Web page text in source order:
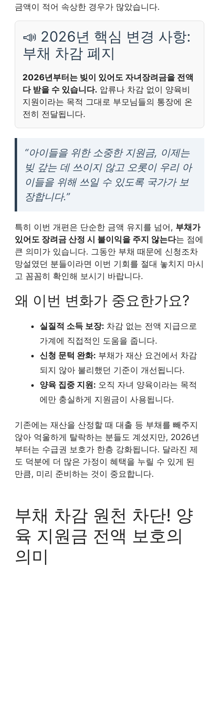
금액이 적어 속상한 경우가 많았습니다.
📣 2026년 핵심 변경 사항:
부채 차감 폐지
2026년부터는 빚이 있어도 자녀장려금을 전액
다 받을 수 있습니다. 압류나 차감 없이 양육비
지원이라는 목적 그대로 부모님들의 통장에 온
전히 전달됩니다.
“아이들을 위한 소중한 지원금, 이제는
빚 갚는 데 쓰이지 않고 오롯이 우리 아
이들을 위해 쓰일 수 있도록 국가가 보
장합니다.”
특히 이번 개편은 단순한 금액 유지를 넘어, 부채가
있어도 장려금 산정 시 불이익을 주지 않는다는 점에
큰 의미가 있습니다. 그동안 부채 때문에 신청조차
망설였던 분들이라면 이번 기회를 절대 놓치지 마시
고 꼼꼼히 확인해 보시기 바랍니다.
왜 이번 변화가 중요한가요?
실질적 소득 보장: 차감 없는 전액 지급으로
가계에 직접적인 도움을 줍니다.
신청 문턱 완화: 부채가 재산 요건에서 차감
되지 않아 불리했던 기준이 개선됩니다.
양육 집중 지원: 오직 자녀 양육이라는 목적
에만 충실하게 지원금이 사용됩니다.
기존에는 재산을 산정할 때 대출 등 부채를 빼주지
않아 억울하게 탈락하는 분들도 계셨지만, 2026년
부터는 수급권 보호가 한층 강화됩니다. 달라진 제
도 덕분에 더 많은 가정이 혜택을 누릴 수 있게 된
만큼, 미리 준비하는 것이 중요합니다.
부채 차감 원천 차단! 양
육 지원금 전액 보호의
의미